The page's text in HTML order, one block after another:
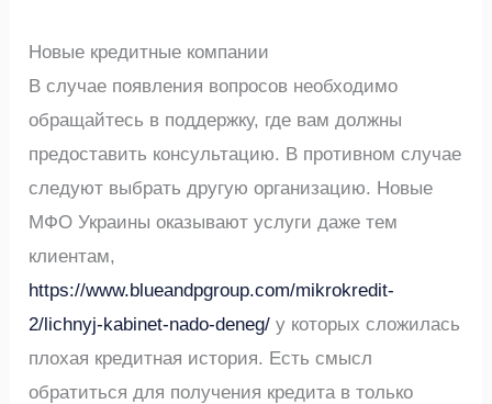
Новые кредитные компании
В случае появления вопросов необходимо
обращайтесь в поддержку, где вам должны
предоставить консультацию. В противном случае
следуют выбрать другую организацию. Новые
МФО Украины оказывают услуги даже тем
клиентам,
https://www.blueandpgroup.com/mikrokredit-
2/lichnyj-kabinet-nado-deneg/ у которых сложилась
плохая кредитная история. Есть смысл
обратиться для получения кредита в только